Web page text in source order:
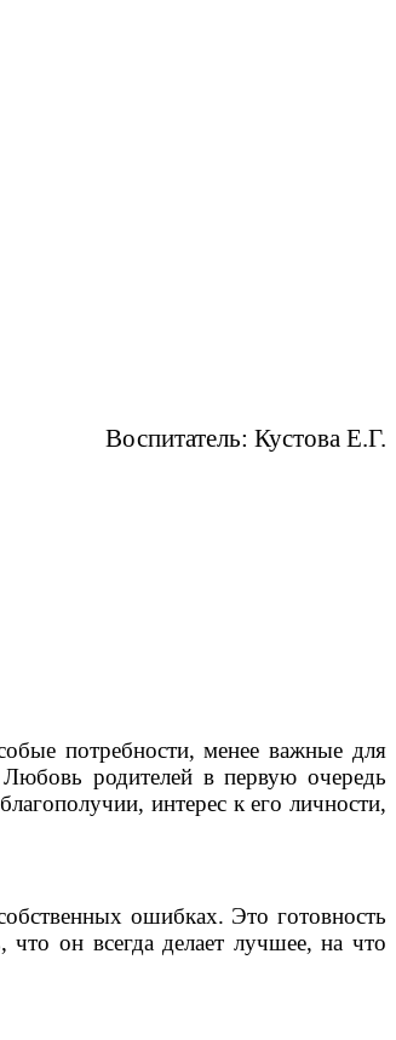
Воспитатель: Кустова Е.Г.
потребности, менее важные для
родителей в первую очередь
интерес к его личности,
ошибках. Это готовность
он всегда делает лучшее, на что